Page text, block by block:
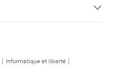
Informatique et liberté